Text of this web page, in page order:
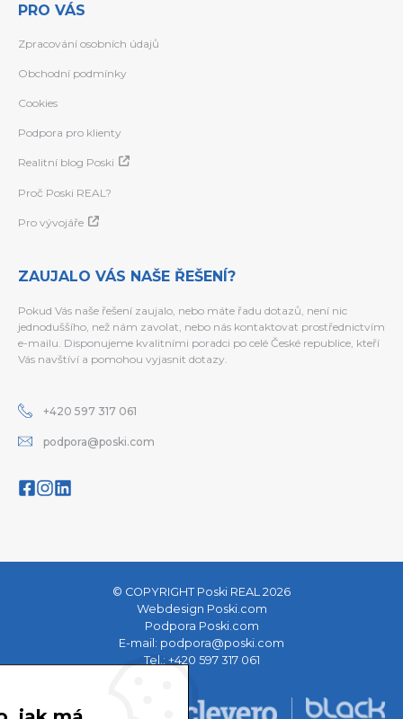
ZAUJALO VÁS NAŠE ŘEŠENÍ?
Pokud Vás naše řešení zaujalo, nebo máte řadu dotazů, není nic
jednoduššího, než nám zavolat, nebo nás kontaktovat prostřednictvím
e-mailu. Disponujeme kvalitními poradci po celé České republice, kteří
Vás navštíví a pomohou vyjasnit dotazy.
+420 597 317 061
podpora@poski.com
PRO VÁS
Zpracování osobních údajů
Obchodní podmínky
Cookies
Podpora pro klienty
Realitní blog Poski
Proč Poski REAL?
Pro vývojáře
© COPYRIGHT Poski REAL 2026
Webdesign Poski.com
Podpora Poski.com
E-mail: podpora@poski.com
Tel.: +420 597 317 061